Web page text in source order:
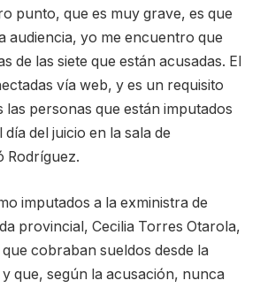
punto, que es muy grave, es que
audiencia, yo me encuentro que
de las siete que están acusadas. El
vía web, y es un requisito
las personas que están imputados
del juicio en la sala de
Rodríguez.
imputados a la exministra de
provincial, Cecilia Torres Otarola,
cobraban sueldos desde la
que, según la acusación, nunca